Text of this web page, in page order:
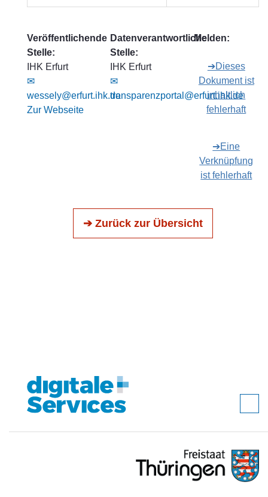
Veröffentlichende
Stelle:
IHK Erfurt
✉
wessely@erfurt.ihk.de
Zur Webseite
Datenverantwortliche
Stelle:
IHK Erfurt
✉
transparenzportal@erfurt.ihk.de
Melden:
➔Dieses
Dokument ist
inhaltlich
fehlerhaft
➔Eine
Verknüpfung
ist fehlerhaft
➔ Zurück zur Übersicht